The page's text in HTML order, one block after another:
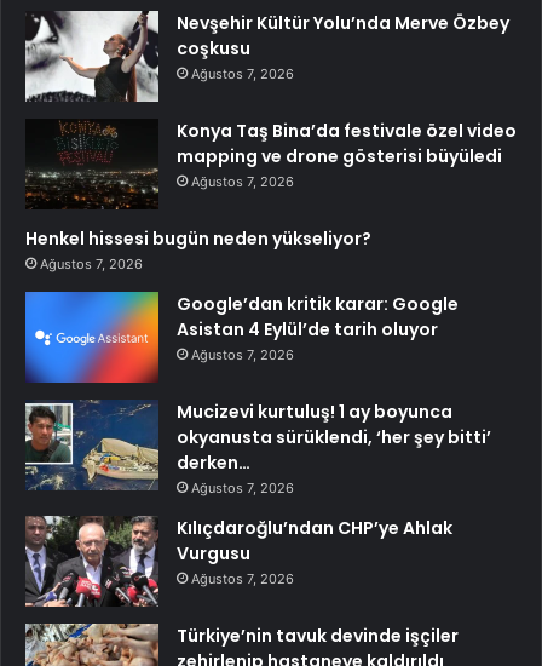
Nevşehir Kültür Yolu’nda Merve Özbey
coşkusu
Ağustos 7, 2026
Konya Taş Bina’da festivale özel video
mapping ve drone gösterisi büyüledi
Ağustos 7, 2026
Henkel hissesi bugün neden yükseliyor?
Ağustos 7, 2026
Google’dan kritik karar: Google
Asistan 4 Eylül’de tarih oluyor
Ağustos 7, 2026
Mucizevi kurtuluş! 1 ay boyunca
okyanusta sürüklendi, ‘her şey bitti’
derken…
Ağustos 7, 2026
Kılıçdaroğlu’ndan CHP’ye Ahlak
Vurgusu
Ağustos 7, 2026
Türkiye’nin tavuk devinde işçiler